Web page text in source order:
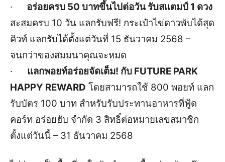
·
อร่อยครบ 50 บาทขึ้นไปต่อวัน รับสแตมป์ 1 ดวง
สะสมครบ 10 วัน แลกรับฟรี! กระเป๋าไข่ดาวพับได้สุด
คิวท์ แลกรับได้ตั้งแต่วันที่ 15 ธันวาคม 2568 –
จนกว่าของสมมนาคุณจะหมด
·
แลกพอยท์อร่อยจัดเต็ม! กับ FUTURE PARK
HAPPY REWARD โดยสามารถใช้ 800 พอยท์ แลก
รับบัตร 100 บาท สำหรับรับประทานอาหารที่ฟู้ด
คอร์ท อร่อยฮับ จำกัด 3 สิทธิ์ต่อหมายเลขสมาชิก
ตั้งแต่วันนี้ – 31 ธันวาคม 2568